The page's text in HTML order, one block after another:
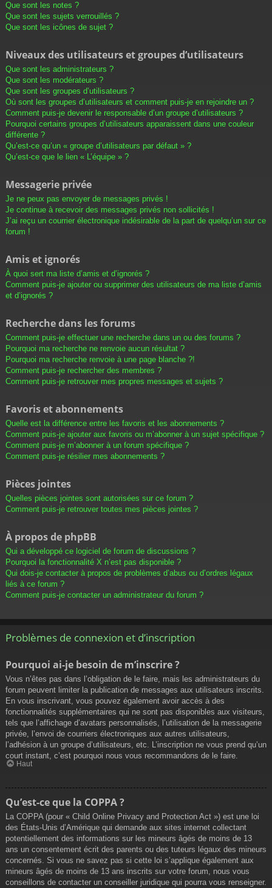
Que sont les notes ?
Que sont les sujets verrouillés ?
Que sont les icônes de sujet ?
Niveaux des utilisateurs et groupes d’utilisateurs
Que sont les administrateurs ?
Que sont les modérateurs ?
Que sont les groupes d’utilisateurs ?
Où sont les groupes d’utilisateurs et comment puis-je en rejoindre un ?
Comment puis-je devenir le responsable d’un groupe d’utilisateurs ?
Pourquoi certains groupes d’utilisateurs apparaissent dans une couleur
différente ?
Qu’est-ce qu’un « groupe d’utilisateurs par défaut » ?
Qu’est-ce que le lien « L’équipe » ?
Messagerie privée
Je ne peux pas envoyer de messages privés !
Je continue à recevoir des messages privés non sollicités !
J’ai reçu un courrier électronique indésirable de la part de quelqu’un sur ce
forum !
Amis et ignorés
À quoi sert ma liste d’amis et d’ignorés ?
Comment puis-je ajouter ou supprimer des utilisateurs de ma liste d’amis
et d’ignorés ?
Recherche dans les forums
Comment puis-je effectuer une recherche dans un ou des forums ?
Pourquoi ma recherche ne renvoie aucun résultat ?
Pourquoi ma recherche renvoie à une page blanche ?!
Comment puis-je rechercher des membres ?
Comment puis-je retrouver mes propres messages et sujets ?
Favoris et abonnements
Quelle est la différence entre les favoris et les abonnements ?
Comment puis-je ajouter aux favoris ou m’abonner à un sujet spécifique ?
Comment puis-je m’abonner à un forum spécifique ?
Comment puis-je résilier mes abonnements ?
Pièces jointes
Quelles pièces jointes sont autorisées sur ce forum ?
Comment puis-je retrouver toutes mes pièces jointes ?
À propos de phpBB
Qui a développé ce logiciel de forum de discussions ?
Pourquoi la fonctionnalité X n’est pas disponible ?
Qui dois-je contacter à propos de problèmes d’abus ou d’ordres légaux
liés à ce forum ?
Comment puis-je contacter un administrateur du forum ?
Problèmes de connexion et d’inscription
Pourquoi ai-je besoin de m’inscrire ?
Vous n’êtes pas dans l’obligation de le faire, mais les administrateurs du
forum peuvent limiter la publication de messages aux utilisateurs inscrits.
En vous inscrivant, vous pouvez également avoir accès à des
fonctionnalités supplémentaires qui ne sont pas disponibles aux visiteurs,
tels que l’affichage d’avatars personnalisés, l’utilisation de la messagerie
privée, l’envoi de courriers électroniques aux autres utilisateurs,
l’adhésion à un groupe d’utilisateurs, etc. L’inscription ne vous prend qu’un
court instant, c’est pourquoi nous vous recommandons de le faire.
Haut
Qu’est-ce que la COPPA ?
La COPPA (pour « Child Online Privacy and Protection Act ») est une loi
des États-Unis d’Amérique qui demande aux sites internet collectant
potentiellement des informations sur les mineurs âgés de moins de 13
ans un consentement écrit des parents ou des tuteurs légaux des mineurs
concernés. Si vous ne savez pas si cette loi s’applique également aux
mineurs âgés de moins de 13 ans inscrits sur votre forum, nous vous
conseillons de contacter un conseiller juridique qui pourra vous renseigner.